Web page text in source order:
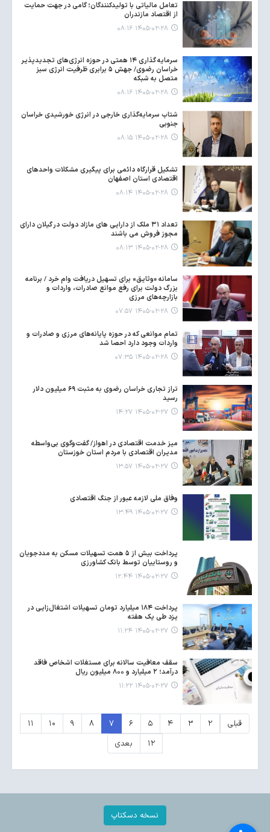
تعامل مالیاتی با تولیدکنندگان؛ گامی در جهت حمایت
از اقتصاد مازندران
۱۴۰۵-۰۲-۲۸ ۰۸:۱۶
سرمایه گذاری ۱۴ همتی در حوزه انرژی‌های تجدیدپذیر
خراسان رضوی/ جهش ۵ برابری ظرفیت انرژی سبز
متصل به شبکه
۱۴۰۵-۰۲-۲۸ ۰۸:۱۶
شتاب سرمایه‌گذاری خارجی در انرژی خورشیدی خراسان
جنوبی
۱۴۰۵-۰۲-۲۸ ۰۸:۱۵
تشکیل قرارگاه دائمی برای پیگیری مشکلات واحدهای
اقتصادی استان اصفهان
۱۴۰۵-۰۲-۲۸ ۰۸:۱۴
تعداد ۳۱ ملک از دارایی های مازاد دولت در گیلان دارای
مجوز فروش می باشند
۱۴۰۵-۰۲-۲۸ ۰۸:۱۳
سامانه «وثایق» برای تسهیل دریافت وام خرد / برنامه
بزرگ دولت برای رفع موانع صادرات، واردات و
بازارچه‌های مرزی
۱۴۰۵-۰۲-۲۸ ۰۷:۵۷
تمام موانعی که در حوزه پایانه‌های مرزی و صادرات و
واردات وجود دارد احصا شد
۱۴۰۵-۰۲-۲۸ ۰۷:۳۵
تراز تجاری خراسان رضوی به مثبت ۶۹ میلیون دلار
رسید
۱۴۰۵-۰۲-۲۷ ۱۴:۲۷
میز خدمت اقتصادی در اهواز/ گفت‌وگوی بی‌واسطه
مدیران اقتصادی با مردم استان خوزستان
۱۴۰۵-۰۲-۲۷ ۱۳:۵۷
وفاق ملی لازمه‌ عبور از جنگ اقتصادی
۱۴۰۵-۰۲-۲۷ ۱۳:۴۹
پرداخت بیش از ۵ همت تسهیلات مسکن به مددجویان
و روستاییان توسط بانک کشاورزی
۱۴۰۵-۰۲-۲۷ ۱۲:۴۴
پرداخت ۱۸۴ میلیارد تومان تسهیلات اشتغال‌زایی در
یزد طی یک هفته
۱۴۰۵-۰۲-۲۷ ۱۱:۲۴
سقف معافیت سالانه برای مستغلات اشخاص فاقد
درآمد؛ ۲ میلیارد و ۸۰۰ میلیون ریال
۱۴۰۵-۰۲-۲۷ ۱۱:۲۲
قبلی ۲ ۳ ۴ ۵ ۶ ۷ ۸ ۹ ۱۰
۱۱
۱۲
بعدی
نسخه دسکتاپ